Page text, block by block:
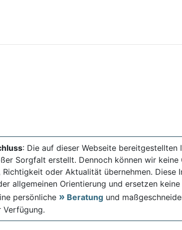
: Die auf dieser Webseite bereitgestellten
Sorgfalt erstellt. Dennoch können wir keine
oder Aktualität übernehmen. Diese
allgemeinen Orientierung und ersetzen
persönliche
Beratung und
Verfügung.